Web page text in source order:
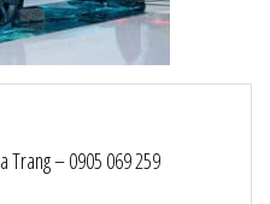
Trang – 0905 069 259